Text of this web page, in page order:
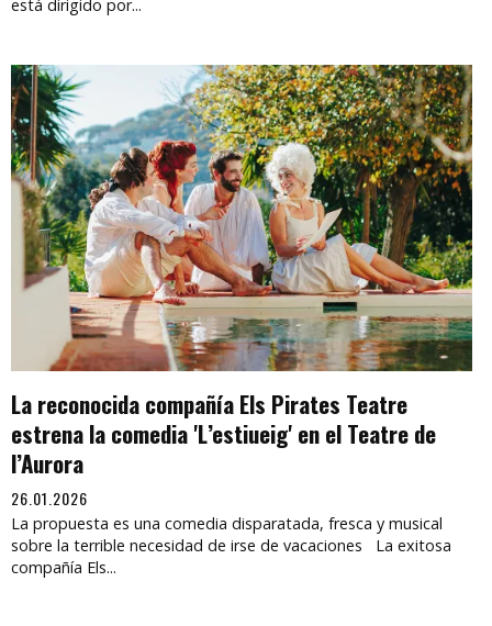
está dirigido por...
La reconocida compañía Els Pirates Teatre
estrena la comedia 'L’estiueig' en el Teatre de
l’Aurora
26.01.2026
La propuesta es una comedia disparatada, fresca y musical
sobre la terrible necesidad de irse de vacaciones La exitosa
compañía Els...